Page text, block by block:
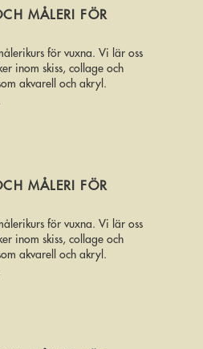
MÅLERI FÖR
för vuxna. Vi lär oss
inom skiss, collage och
akvarell och akryl.
MÅLERI FÖR
för vuxna. Vi lär oss
inom skiss, collage och
akvarell och akryl.